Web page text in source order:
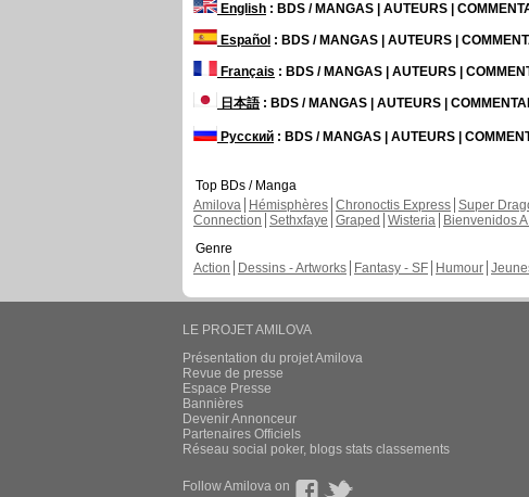
English : BDS / MANGAS | AUTEURS |
Español : BDS / MANGAS | AUTEURS |
Français : BDS / MANGAS | AUTEURS |
日本語: BDS / MANGAS | AUTEURS |
Русский : BDS / MANGAS | AUTEURS |
Top BDs / Manga
Amilova
Hémisphères Chronoctis Express Super
Connection Sethxfaye Graped Wisteria Bienvenidos
Genre
Action
Dessins - Artworks Fantasy - SF Humour
LE PROJET AMILOVA
Présentation du projet Amilova
Revue de presse
Espace Presse
Bannières
Devenir Annonceur
Partenaires Officiels
Réseau social poker, blogs stats classements
Follow Amilova on